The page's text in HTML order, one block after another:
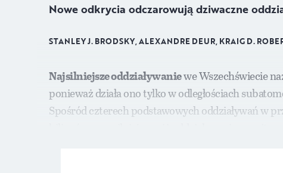
Nowe odkrycia odczarowują dziwaczne
STANLEY J. BRODSKY, ALEXANDRE DEUR, KRAIG D.
Najsilniejsze oddziaływaniewe Wszechświecie
ponieważ działa ono tylko w odległościach
Spośród czterech podstawowych oddziaływań w